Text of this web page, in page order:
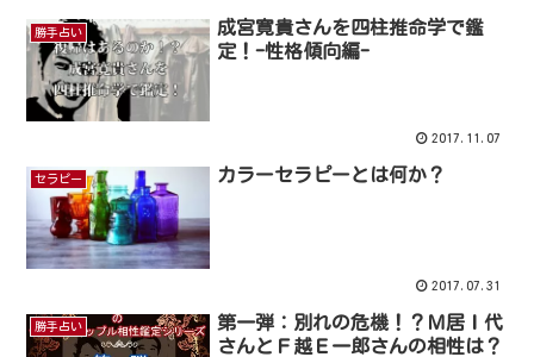
勝手占い
成宮寛貴さんを四柱推命学で鑑
定！-性格傾向編-
2017.11.07
セラピー カラーセラピーとは何か？
2017.07.31
勝手占い
第一弾：別れの危機！？Ｍ居Ｉ代
さんとＦ越Ｅ一郎さんの相性は？